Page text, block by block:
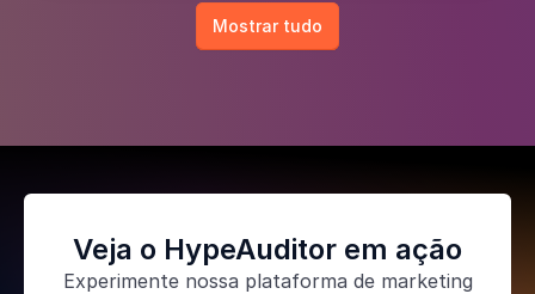
Mostrar tudo
Veja o HypeAuditor em ação
Experimente nossa plataforma de marketing